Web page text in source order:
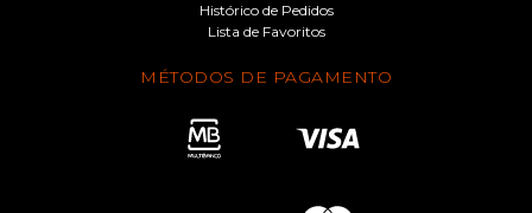
Histórico de Pedidos
Lista de Favoritos
MÉTODOS DE PAGAMENTO